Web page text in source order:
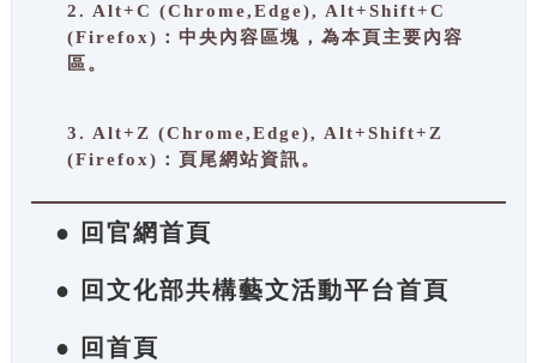
2. Alt+C (Chrome,Edge), Alt+Shift+C
(Firefox)：中央內容區塊，為本頁主要內容
區。
3. Alt+Z (Chrome,Edge), Alt+Shift+Z
(Firefox)：頁尾網站資訊。
● 回官網首頁
● 回文化部共構藝文活動平台首頁
● 回首頁